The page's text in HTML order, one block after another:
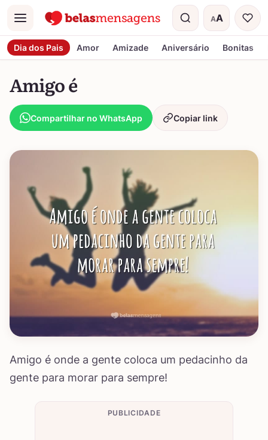
Menu AA
Tamanho do
Dia dos Pais Amor Amizade Aniversário Bonitas
Amigo é
Compartilhar no WhatsApp Copiar link
Amigo é onde a gente coloca um pedacinho da
gente para morar para sempre!
PUBLICIDADE